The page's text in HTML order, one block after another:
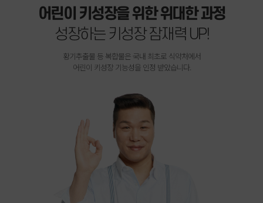
어린이 키성장을 위한 위대한 과정
성장하는 키성장 잠재력 UP!
황기추출물 등 복합물은 국내 최초로 식약처에서
어린이 키성장 기능성을 인정 받았습니다.